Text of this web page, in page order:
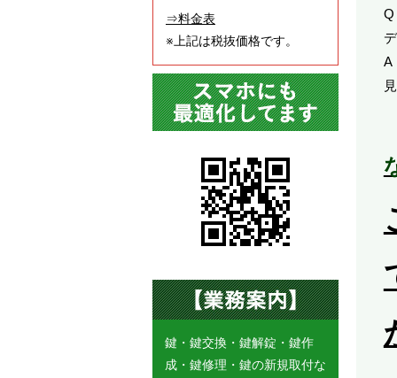
Q
A
⇒料金表
※上記は税抜価格です。
鍵・鍵交換・鍵解錠・鍵作
成・鍵修理・鍵の新規取付な